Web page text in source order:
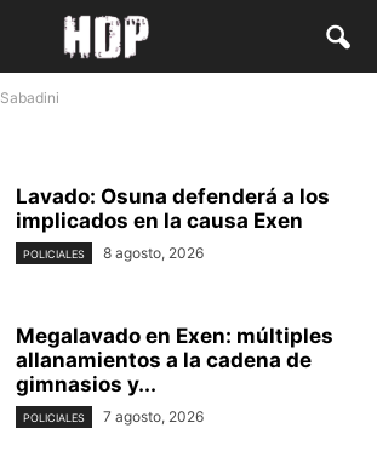
Sabadini
Lavado: Osuna defenderá a los
implicados en la causa Exen
POLICIALES 8 agosto, 2026
Megalavado en Exen: múltiples
allanamientos a la cadena de
gimnasios y...
POLICIALES 7 agosto, 2026